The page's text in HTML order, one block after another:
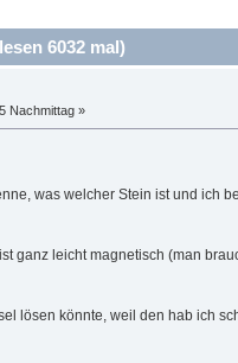
6032 mal)
Nachmittag »
was welcher Stein ist und ich
ganz leicht magnetisch (man
lösen könnte, weil den hab ich